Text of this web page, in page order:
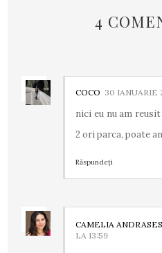
4
COCO 30 IANUARIE
nici eu nu am
2 ori parca, poate
Răspundeți
CAMELIA
LA 13:59